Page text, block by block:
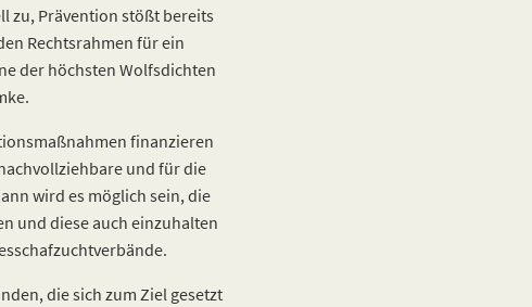
zu, Prävention stößt bereits
Rechtsrahmen für ein
der höchsten Wolfsdichten
finanzieren
und für die
wird es möglich sein, die
und diese auch einzuhalten
die sich zum Ziel gesetzt